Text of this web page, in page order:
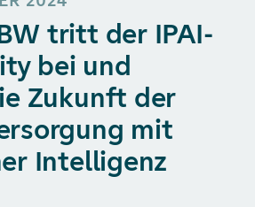
tritt der IPAI-
bei und
Zukunft der
mit
Intelligenz